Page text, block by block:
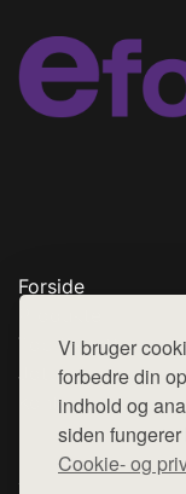
Vi bruger
forbedre din
indhold og
siden
Cookie- og
Forside
Top Rabatter
Jotun maling
Kontakt